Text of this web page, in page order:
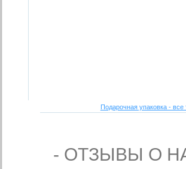
Подарочная упаковка -
- ОТЗЫВЫ О